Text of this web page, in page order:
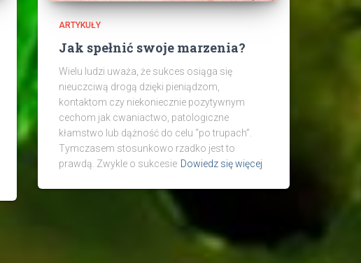
ARTYKUŁY
Jak spełnić swoje marzenia?
Wielu ludzi uważa, że sukces osiąga się
nieuczciwą drogą dzięki pieniądzom,
kontaktom czy niekoniecznie pozytywnym
cechom jak cwaniactwo, patologiczne
kłamstwo lub dążność do celu “po trupach”.
Tymczasem stosunkowo rzadko jest to
prawdą. Zwykle o sukcesie Dowiedz się więcej